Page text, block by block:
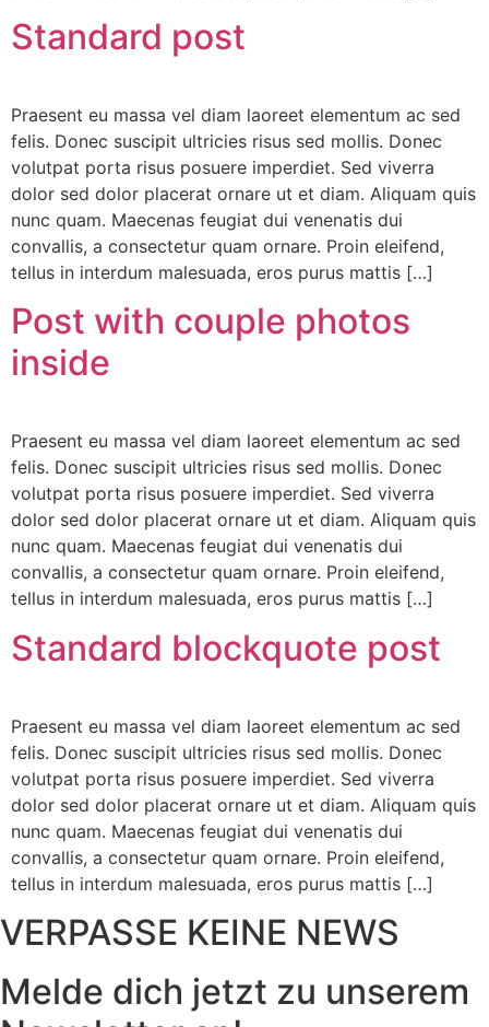
Standard post
Praesent eu massa vel diam laoreet elementum ac sed
felis. Donec suscipit ultricies risus sed mollis. Donec
volutpat porta risus posuere imperdiet. Sed viverra
dolor sed dolor placerat ornare ut et diam. Aliquam quis
nunc quam. Maecenas feugiat dui venenatis dui
convallis, a consectetur quam ornare. Proin eleifend,
tellus in interdum malesuada, eros purus mattis […]
Post with couple photos
inside
Praesent eu massa vel diam laoreet elementum ac sed
felis. Donec suscipit ultricies risus sed mollis. Donec
volutpat porta risus posuere imperdiet. Sed viverra
dolor sed dolor placerat ornare ut et diam. Aliquam quis
nunc quam. Maecenas feugiat dui venenatis dui
convallis, a consectetur quam ornare. Proin eleifend,
tellus in interdum malesuada, eros purus mattis […]
Standard blockquote post
Praesent eu massa vel diam laoreet elementum ac sed
felis. Donec suscipit ultricies risus sed mollis. Donec
volutpat porta risus posuere imperdiet. Sed viverra
dolor sed dolor placerat ornare ut et diam. Aliquam quis
nunc quam. Maecenas feugiat dui venenatis dui
convallis, a consectetur quam ornare. Proin eleifend,
tellus in interdum malesuada, eros purus mattis […]
VERPASSE KEINE NEWS
Melde dich jetzt zu unserem